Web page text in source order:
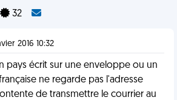
32
2016 10:32
pays écrit sur une enveloppe ou un
ne regarde pas l'adresse
de transmettre le courrier au